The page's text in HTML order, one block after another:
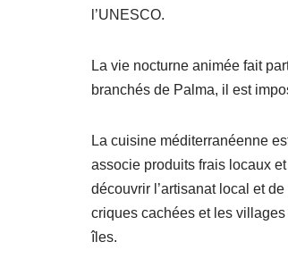
l’UNESCO.
La vie nocturne animée fait
branchés de Palma, il est
La cuisine méditerranéenne
associe produits frais locaux
découvrir l’artisanat local et
criques cachées et les
îles.